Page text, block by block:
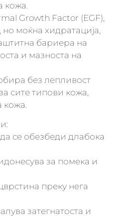
кожа.
Growth Factor (EGF),
моќна хидратација,
бариера на
и мазноста на
без лепливост
сите типови кожа,
кожа.
се обезбеди длабока
за помека и
преку нега
затегнатоста и